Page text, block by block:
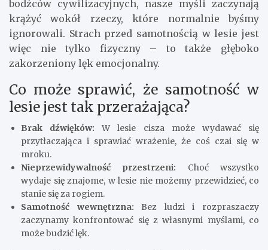
bodźców cywilizacyjnych, nasze myśli zaczynają
krążyć wokół rzeczy, które normalnie byśmy
ignorowali. Strach przed samotnością w lesie jest
więc nie tylko fizyczny – to także głęboko
zakorzeniony lęk emocjonalny.
Co może sprawić, że samotność w
lesie jest tak przerażająca?
Brak dźwięków: W lesie cisza może wydawać się
przytłaczająca i sprawiać wrażenie, że coś czai się w
mroku.
Nieprzewidywalność przestrzeni: Choć wszystko
wydaje się znajome, w lesie nie możemy przewidzieć, co
stanie się za rogiem.
Samotność wewnętrzna: Bez ludzi i rozpraszaczy
zaczynamy konfrontować się z własnymi myślami, co
może budzić lęk.